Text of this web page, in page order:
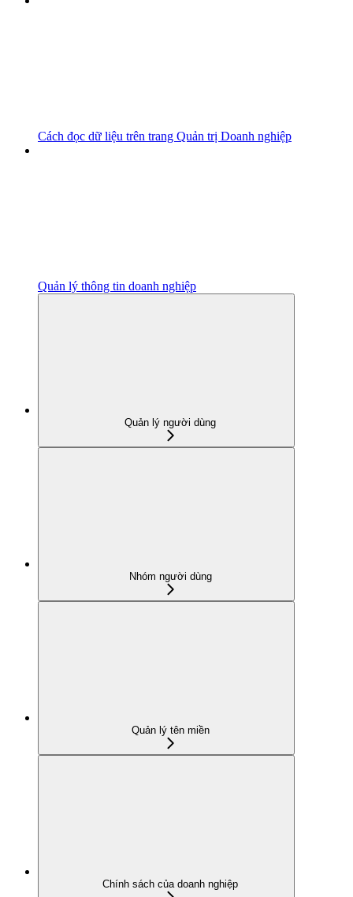
Cách đọc dữ liệu trên trang Quản trị Doanh nghiệp
Quản lý thông tin doanh nghiệp
Quản lý người dùng
Nhóm người dùng
Quản lý tên miền
Chính sách của doanh nghiệp